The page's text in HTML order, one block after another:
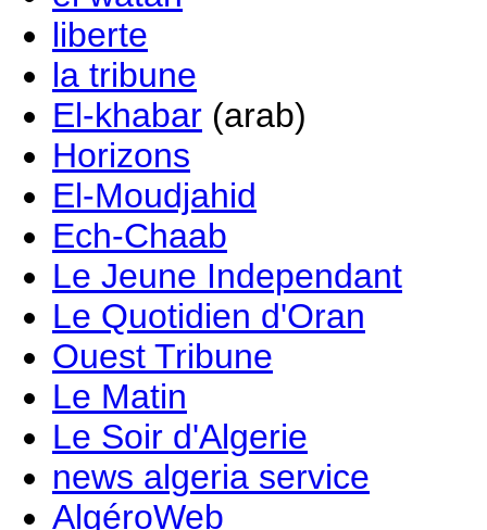
liberte
la tribune
El-khabar (arab)
Horizons
El-Moudjahid
Ech-Chaab
Le Jeune Independant
Le Quotidien d'Oran
Ouest Tribune
Le Matin
Le Soir d'Algerie
news algeria service
AlgéroWeb